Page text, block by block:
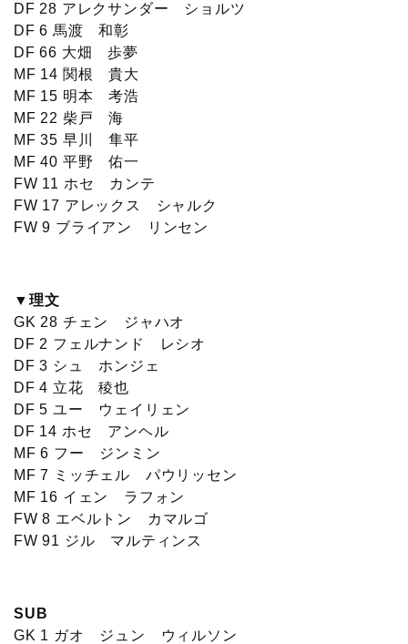
DF 28 アレクサンダー ショルツ
DF 6 馬渡 和彰
DF 66 大畑 歩夢
MF 14 関根 貴大
MF 15 明本 考浩
MF 22 柴戸 海
MF 35 早川 隼平
MF 40 平野 佑一
FW 11 ホセ カンテ
FW 17 アレックス シャルク
FW 9 ブライアン リンセン
▼理文
GK 28 チェン ジャハオ
DF 2 フェルナンド レシオ
DF 3 シュ ホンジェ
DF 4 立花 稜也
DF 5 ユー ウェイリェン
DF 14 ホセ アンヘル
MF 6 フー ジンミン
MF 7 ミッチェル パウリッセン
MF 16 イェン ラフォン
FW 8 エベルトン カマルゴ
FW 91 ジル マルティンス
SUB
GK 1 ガオ ジュン ウィルソン